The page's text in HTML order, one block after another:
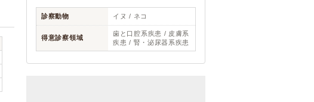
診察動物 イヌ / ネコ
得意診察領域
歯と口腔系疾患 / 皮膚系
疾患 / 腎・泌尿器系疾患